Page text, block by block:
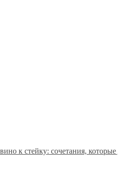
к стейку: сочетания,